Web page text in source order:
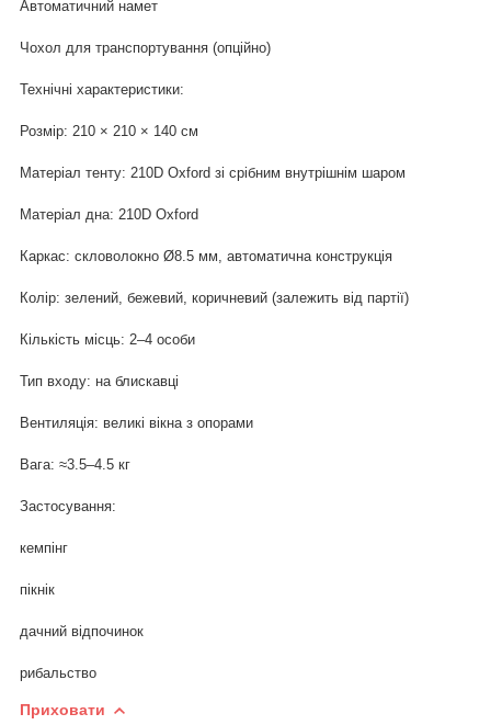
Автоматичний намет
Чохол для транспортування (опційно)
Технічні характеристики:
Розмір: 210 × 210 × 140 см
Матеріал тенту: 210D Oxford зі срібним внутрішнім шаром
Матеріал дна: 210D Oxford
Каркас: скловолокно Ø8.5 мм, автоматична конструкція
Колір: зелений, бежевий, коричневий (залежить від партії)
Кількість місць: 2–4 особи
Тип входу: на блискавці
Вентиляція: великі вікна з опорами
Вага: ≈3.5–4.5 кг
Застосування:
кемпінг
пікнік
дачний відпочинок
рибальство
Приховати